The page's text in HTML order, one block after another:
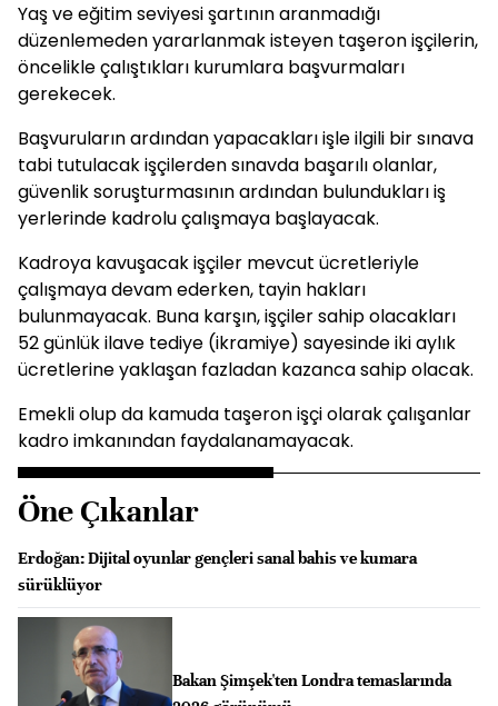
Yaş ve eğitim seviyesi şartının aranmadığı
düzenlemeden yararlanmak isteyen taşeron işçilerin,
öncelikle çalıştıkları kurumlara başvurmaları
gerekecek.
Başvuruların ardından yapacakları işle ilgili bir sınava
tabi tutulacak işçilerden sınavda başarılı olanlar,
güvenlik soruşturmasının ardından bulundukları iş
yerlerinde kadrolu çalışmaya başlayacak.
Kadroya kavuşacak işçiler mevcut ücretleriyle
çalışmaya devam ederken, tayin hakları
bulunmayacak. Buna karşın, işçiler sahip olacakları
52 günlük ilave tediye (ikramiye) sayesinde iki aylık
ücretlerine yaklaşan fazladan kazanca sahip olacak.
Emekli olup da kamuda taşeron işçi olarak çalışanlar
kadro imkanından faydalanamayacak.
Öne Çıkanlar
Erdoğan: Dijital oyunlar gençleri sanal bahis ve kumara
sürüklüyor
Bakan Şimşek'ten Londra temaslarında